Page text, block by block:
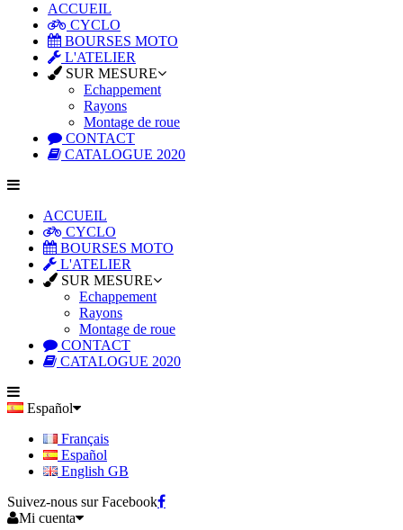
ACCUEIL
CYCLO
BOURSES MOTO
L'ATELIER
SUR MESURE
Echappement
Rayons
Montage de roue
CONTACT
CATALOGUE 2020
ACCUEIL
CYCLO
BOURSES MOTO
L'ATELIER
SUR MESURE
Echappement
Rayons
Montage de roue
CONTACT
CATALOGUE 2020
Español
Français
Español
English GB
Suivez-nous sur Facebook
Mi cuenta